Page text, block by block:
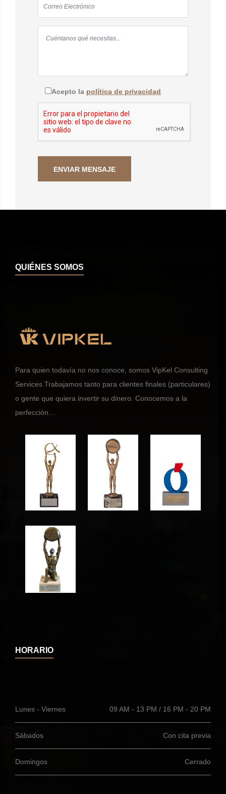
Acepto la política de privacidad
QUIÉNES SOMOS
Para quien todavía no nos conoce, somos VipKel Consulting
Services Trabajamos tanto para clientes finales (particulares)
o gente que quiera invertir su dinero. Conocemos a la
perfección...
HORARIO
Lunes - Viernes 09 AM - 13 PM / 16 PM - 20 PM
Sábados Con cita previa
Domingos Cerrado